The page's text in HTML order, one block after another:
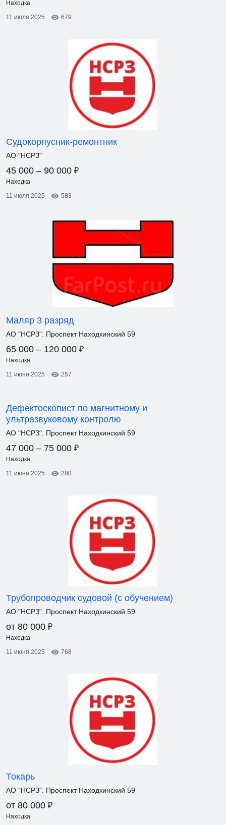
Находка
11 июля 2025
679
Судокорпусник-ремонтник
АО "НСРЗ"
45 000 – 90 000 ₽
Находка
11 июля 2025
583
Маляр 3 разряд
АО "НСРЗ". Проспект Находкинский 59
65 000 – 120 000 ₽
Находка
11 июня 2025
257
Дефектоскопист по магнитному и
ультразвуковому контролю
АО "НСРЗ". Проспект Находкинский 59
47 000 – 75 000 ₽
Находка
11 июня 2025
280
Трубопроводчик судовой (с обучением)
АО "НСРЗ". Проспект Находкинский 59
от 80 000 ₽
Находка
11 июня 2025
768
Токарь
АО "НСРЗ". Проспект Находкинский 59
от 80 000 ₽
Находка